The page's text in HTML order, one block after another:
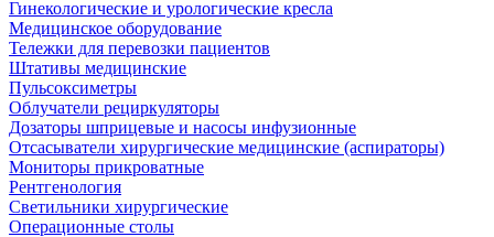
Гинекологические и урологические кресла
Медицинское оборудование
Тележки для перевозки пациентов
Штативы медицинские
Пульсоксиметры
Облучатели рециркуляторы
Дозаторы шприцевые и насосы инфузионные
Отсасыватели хирургические медицинские (аспираторы)
Мониторы прикроватные
Рентгенология
Светильники хирургические
Операционные столы